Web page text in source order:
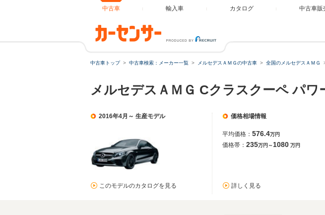
中古車 輸入車 カタログ 中古車販
中古車トップ 中古車検索：メーカー一覧 メルセデスＡＭＧの中古車 全国のメルセデスＡＭＧ
メルセデスＡＭＧ Cクラスクーペ パ
2016年4月～ 生産モデル
このモデルのカタログを見る
価格相場情報
平均価格： 576.4万円
価格帯： 235万円～1080 万円
詳しく見る